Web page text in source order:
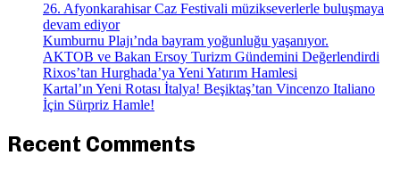
26. Afyonkarahisar Caz Festivali müzikseverlerle buluşmaya
devam ediyor
Kumburnu Plajı’nda bayram yoğunluğu yaşanıyor.
AKTOB ve Bakan Ersoy Turizm Gündemini Değerlendirdi
Rixos’tan Hurghada’ya Yeni Yatırım Hamlesi
Kartal’ın Yeni Rotası İtalya! Beşiktaş’tan Vincenzo Italiano
İçin Sürpriz Hamle!
Recent Comments